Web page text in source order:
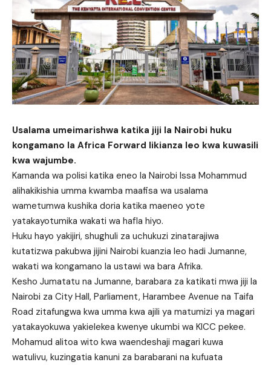
Usalama umeimarishwa katika jiji la Nairobi huku
kongamano la Africa Forward likianza leo kwa kuwasili
kwa wajumbe.
Kamanda wa polisi katika eneo la Nairobi Issa Mohammud
alihakikishia umma kwamba maafisa wa usalama
wametumwa kushika doria katika maeneo yote
yatakayotumika wakati wa hafla hiyo.
Huku hayo yakijiri, shughuli za uchukuzi zinatarajiwa
kutatizwa pakubwa jijini Nairobi kuanzia leo hadi Jumanne,
wakati wa kongamano la ustawi wa bara Afrika.
Kesho Jumatatu na Jumanne, barabara za katikati mwa jiji la
Nairobi za City Hall, Parliament, Harambee Avenue na Taifa
Road zitafungwa kwa umma kwa ajili ya matumizi ya magari
yatakayokuwa yakielekea kwenye ukumbi wa KICC pekee.
Mohamud alitoa wito kwa waendeshaji magari kuwa
watulivu, kuzingatia kanuni za barabarani na kufuata